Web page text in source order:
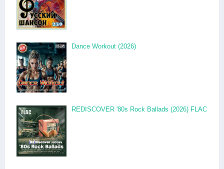
Dance Workout (2026)
REDISCOVER '80s Rock Ballads (2026) FLAC